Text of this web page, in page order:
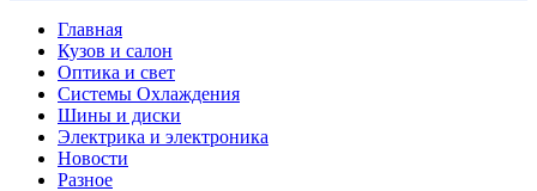
Главная
Кузов и салон
Оптика и свет
Системы Охлаждения
Шины и диски
Электрика и электроника
Новости
Разное